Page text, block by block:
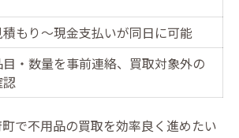
積もり〜現金支払いが同日に可能
目・数量を事前連絡、買取対象外の
で不用品の買取を効率良く進めたい